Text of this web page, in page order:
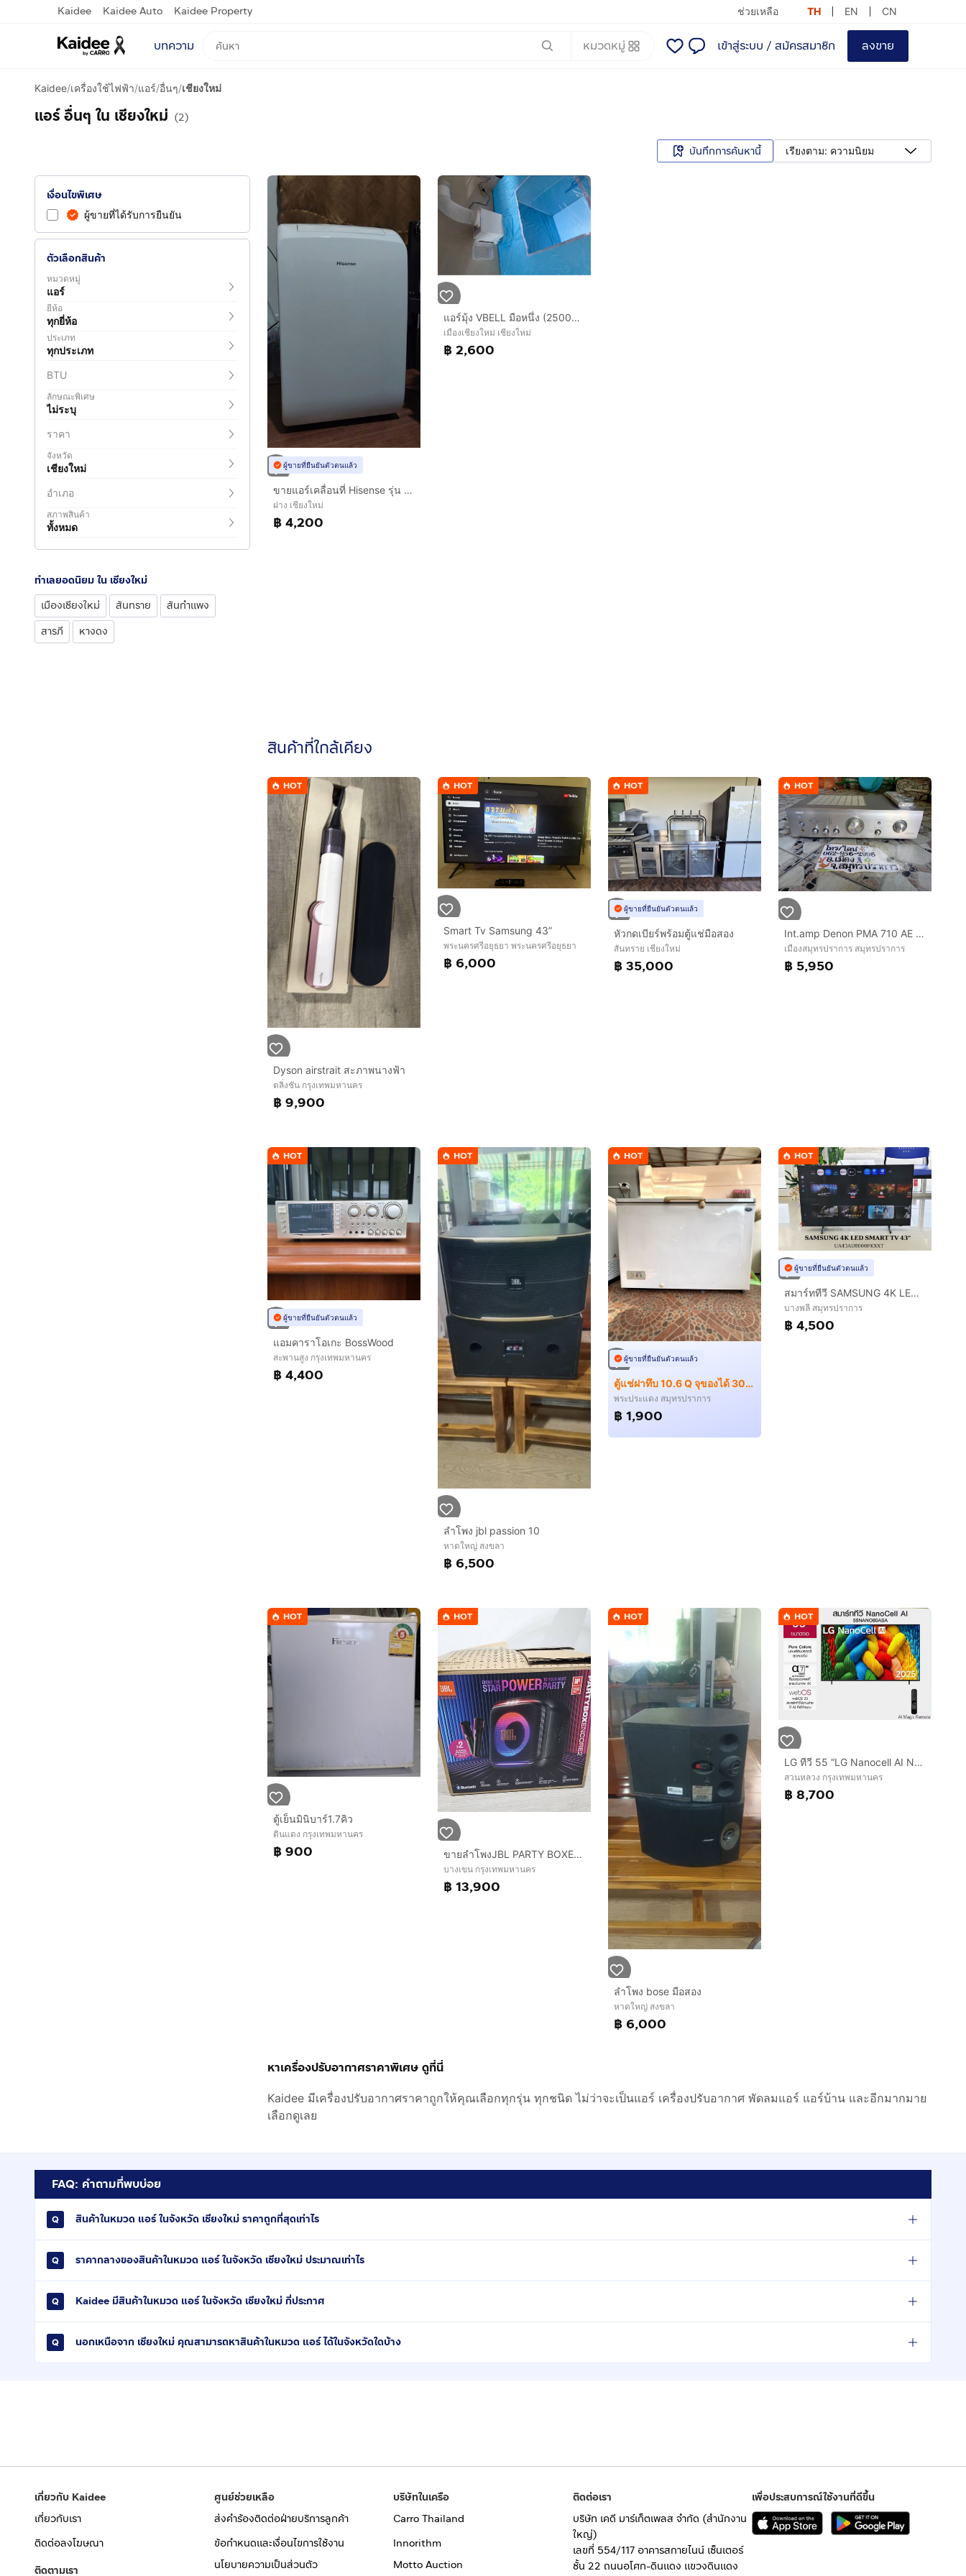
Kaidee Kaidee Auto Kaidee Property ช่วยเหลือ TH EN CN
บทความ หมวดหมู่ เข้าสู่ระบบ / สมัครสมาชิก ลงขาย
Kaidee/เครื่องใช้ไฟฟ้า/แอร์/อื่นๆ/เชียงใหม่
แอร์ อื่นๆ ใน เชียงใหม่ (2)
บันทึกการค้นหานี้ เรียงตาม: ความนิยม
เงื่อนไขพิเศษ
ผู้ขายที่ได้รับการยืนยัน
ตัวเลือกสินค้า
หมวดหมู่
แอร์
ยี่ห้อ
ทุกยี่ห้อ
ประเภท
ทุกประเภท
BTU
ลักษณะพิเศษ
ไม่ระบุ
ราคา
จังหวัด
เชียงใหม่
อำเภอ
สภาพสินค้า
ทั้งหมด
ทำเลยอดนิยม ใน เชียงใหม่
เมืองเชียงใหม่
สันทราย
สันกำแพง
สารภี
หางดง
ผู้ขายที่ยืนยันตัวตนแล้ว
ขายแอร์เคลื่อนที่ Hisense รุ่น AP-12CR4RNXS00 ขนาด 12,000 BTU มือสอง
ฝาง เชียงใหม่
฿ 4,200
แอร์มุ้ง VBELL มือหนึ่ง (2500btu) แถมมุ้ง ทำความเย็นขนาด 3.5 ฟุตในกล่อง (ไม่ต้องซื้อแยก)
เมืองเชียงใหม่ เชียงใหม่
฿ 2,600
สินค้าที่ใกล้เคียง
HOT
Dyson airstrait สะภาพนางฟ้า
ตลิ่งชัน กรุงเทพมหานคร
฿ 9,900
HOT
Smart Tv Samsung 43”
พระนครศรีอยุธยา พระนครศรีอยุธยา
฿ 6,000
HOT
ผู้ขายที่ยืนยันตัวตนแล้ว
หัวกดเบียร์พร้อมตู้แช่มือสอง
สันทราย เชียงใหม่
฿ 35,000
HOT
Int.amp Denon PMA 710 AE สวยมาก เสียงดี
เมืองสมุทรปราการ สมุทรปราการ
฿ 5,950
HOT
ผู้ขายที่ยืนยันตัวตนแล้ว
แอมคาราโอเกะ BossWood
สะพานสูง กรุงเทพมหานคร
฿ 4,400
HOT
ลำโพง jbl passion 10
หาดใหญ่ สงขลา
฿ 6,500
HOT
ผู้ขายที่ยืนยันตัวตนแล้ว
ตู้แช่ฝาทึบ 10.6 Q จุของได้ 300 ลิตร ราคาถูกมาก
พระประแดง สมุทรปราการ
฿ 1,900
HOT
ผู้ขายที่ยืนยันตัวตนแล้ว
สมาร์ททีวี SAMSUNG 4K LED SMART TV 43 นิ้ว มือสอง ประกันศูนย์
บางพลี สมุทรปราการ
฿ 4,500
HOT
ตู้เย็นมินิบาร์1.7คิว
ดินแดง กรุงเทพมหานคร
฿ 900
HOT
ขายลำโพงJBL PARTY BOXENCORE2พร้อม ไมค์ 2 ตัว
บางเขน กรุงเทพมหานคร
฿ 13,900
HOT
ลำโพง bose มือสอง
หาดใหญ่ สงขลา
฿ 6,000
HOT
LG ทีวี 55 “LG Nanocell AI Nano 80 4K Smart TV 2025 สินค้าพร้อมกล่องและคู่มือ
สวนหลวง กรุงเทพมหานคร
฿ 8,700
หาเครื่องปรับอากาศราคาพิเศษ ดูที่นี่
Kaidee มีเครื่องปรับอากาศราคาถูกให้คุณเลือกทุกรุ่น ทุกชนิด ไม่ว่าจะเป็นแอร์ เครื่องปรับอากาศ พัดลมแอร์ แอร์บ้าน และอีกมากมาย
เลือกดูเลย
FAQ: คำถามที่พบบ่อย
สินค้าในหมวด แอร์ ในจังหวัด เชียงใหม่ ราคาถูกที่สุดเท่าไร
ราคากลางของสินค้าในหมวด แอร์ ในจังหวัด เชียงใหม่ ประมาณเท่าไร
Kaidee มีสินค้าในหมวด แอร์ ในจังหวัด เชียงใหม่ กี่ประกาศ
นอกเหนือจาก เชียงใหม่ คุณสามารถหาสินค้าในหมวด แอร์ ได้ในจังหวัดใดบ้าง
เกี่ยวกับ Kaidee
เกี่ยวกับเรา
ติดต่อลงโฆษณา
ติดตามเรา
ศูนย์ช่วยเหลือ
ส่งคำร้องติดต่อฝ่ายบริการลูกค้า
ข้อกำหนดและเงื่อนไขการใช้งาน
นโยบายความเป็นส่วนตัว
บริษัทในเครือ
Carro Thailand
Innorithm
Motto Auction
ติดต่อเรา
บริษัท เคดี มาร์เก็ตเพลส จำกัด (สำนักงาน
ใหญ่)
เลขที่ 554/117 อาคารสกายไนน์ เซ็นเตอร์
ชั้น 22 ถนนอโศก-ดินแดง แขวงดินแดง
เพื่อประสบการณ์ใช้งานที่ดีขึ้น